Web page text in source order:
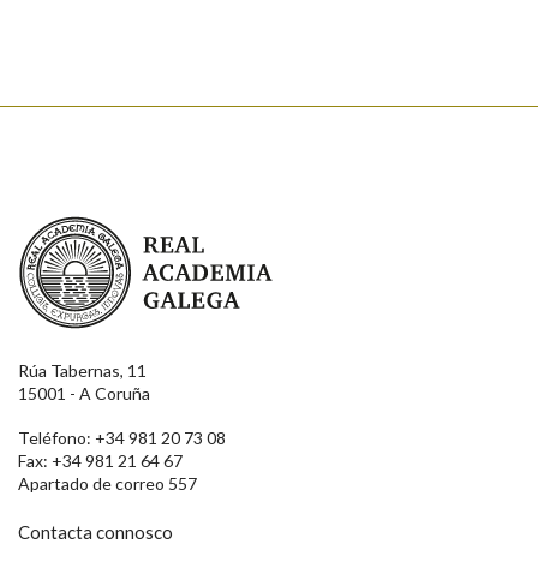
Real Academia Galega
Rúa Tabernas, 11
15001 - A Coruña
Teléfono: +34 981 20 73 08
Fax: +34 981 21 64 67
Apartado de correo 557
Contacta connosco